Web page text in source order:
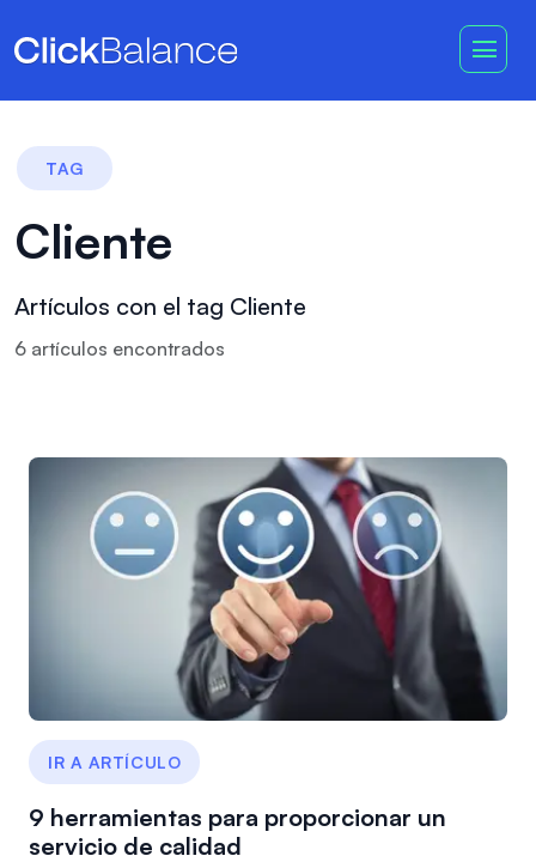
TAG
Cliente
Artículos con el tag Cliente
6 artículos encontrados
IR A ARTÍCULO
9 herramientas para proporcionar un
servicio de calidad